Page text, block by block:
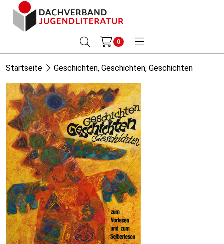
0
Startseite Geschichten, Geschichten, Geschichten